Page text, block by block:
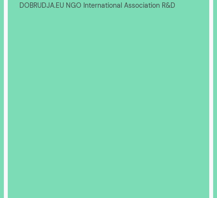
DOBRUDJA.EU NGO International Association R&D